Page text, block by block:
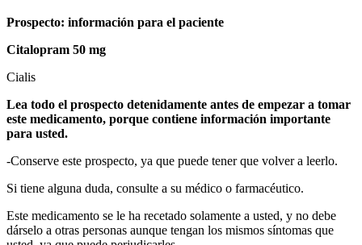
Prospecto: información para el paciente
Citalopram 50 mg
Cialis
Lea todo el prospecto detenidamente antes de empezar a tomar
este medicamento, porque contiene información importante
para usted.
-Conserve este prospecto, ya que puede tener que volver a leerlo.
Si tiene alguna duda, consulte a su médico o farmacéutico.
Este medicamento se le ha recetado solamente a usted, y no debe
dárselo a otras personas aunque tengan los mismos síntomas que